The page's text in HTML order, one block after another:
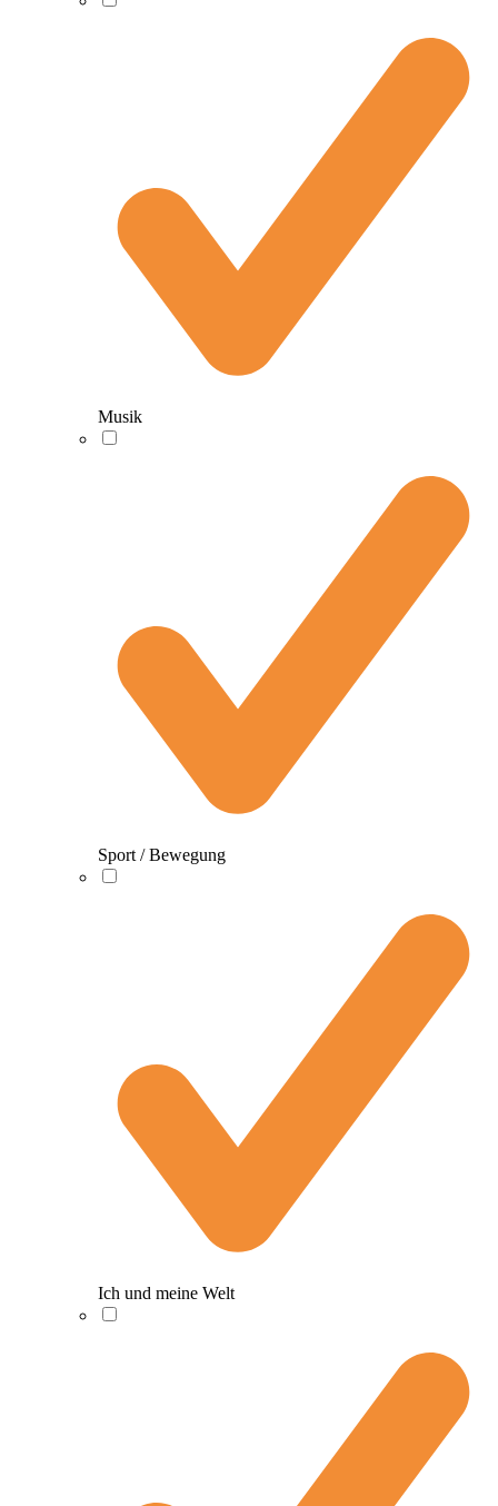
Musik
Sport / Bewegung
Ich und meine Welt